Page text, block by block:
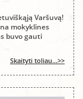
Varšuvą!
mokyklines
buvo gauti
Skaityti toliau...>>